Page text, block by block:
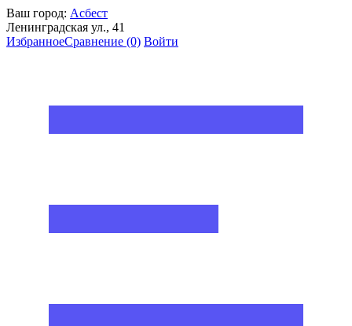
Ваш город: Асбест
Ленинградская ул., 41
ИзбранноеСравнение (0) Войти